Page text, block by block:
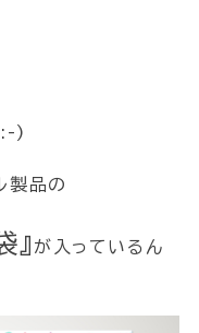
:-)
製品の
』 が入っているん